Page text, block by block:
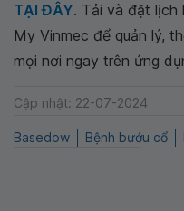
TẠI ĐÂY. Tải và đặt lịch
My Vinmec để quản lý,
mọi nơi ngay trên ứng
Cập nhật: 22-07-2024
Basedow Bệnh bướu cổ